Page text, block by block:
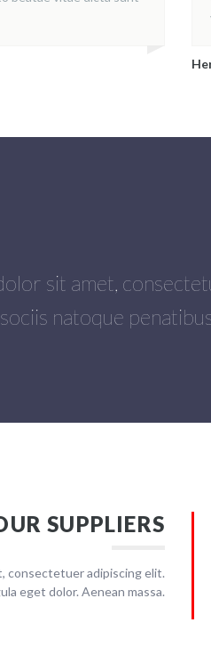
sit amet,
sociis natoque
SUPPLIERS
consectetuer adipiscing elit.
eget dolor. Aenean massa.
accusantium doloremque